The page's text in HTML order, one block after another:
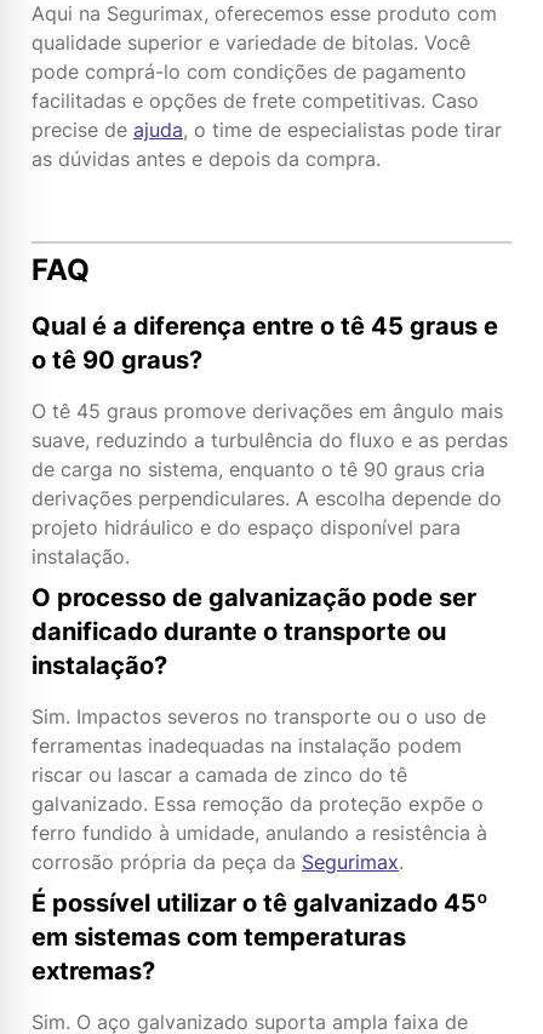
Aqui na Segurimax, oferecemos esse produto com
qualidade superior e variedade de bitolas. Você
pode comprá-lo com condições de pagamento
facilitadas e opções de frete competitivas. Caso
precise de ajuda, o time de especialistas pode tirar
as dúvidas antes e depois da compra.
FAQ
Qual é a diferença entre o tê 45 graus e
o tê 90 graus?
O tê 45 graus promove derivações em ângulo mais
suave, reduzindo a turbulência do fluxo e as perdas
de carga no sistema, enquanto o tê 90 graus cria
derivações perpendiculares. A escolha depende do
projeto hidráulico e do espaço disponível para
instalação.
O processo de galvanização pode ser
danificado durante o transporte ou
instalação?
Sim. Impactos severos no transporte ou o uso de
ferramentas inadequadas na instalação podem
riscar ou lascar a camada de zinco do tê
galvanizado. Essa remoção da proteção expõe o
ferro fundido à umidade, anulando a resistência à
corrosão própria da peça da Segurimax.
É possível utilizar o tê galvanizado 45º
em sistemas com temperaturas
extremas?
Sim. O aço galvanizado suporta ampla faixa de